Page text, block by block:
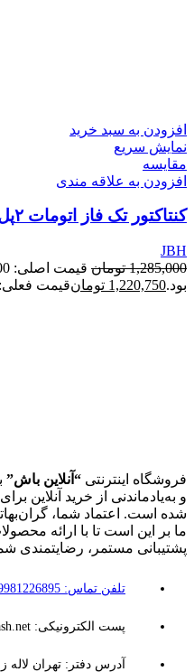
افزودن به سبد خرید
نمایش سریع
مقايسه
افزودن به علاقه مندی
کنتاکتور تک فاز اتومات ۲پل ۲۵ آمپر JBH
JBH
1,285,000 تومان
بود.1,220,750 تومانقیمت فعلی: 1,220,750 تومان.
فروشگاه اینترنتی “آنلاین باش”
و به‌یادماندنی از خرید آنلاین
شده است. اعتماد شما،
ما بر این است تا با ارائه
پشتیبانی مستمر، رضایتمندی
تلفن تماس: 09981226895، 09354082678
پست الکترونیکی: Info@onlinebash.net